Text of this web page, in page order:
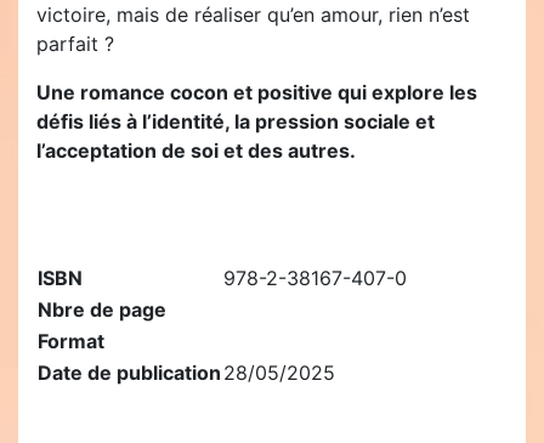
victoire, mais de réaliser qu’en amour, rien n’est
parfait ?
Une romance cocon et positive qui explore les
défis liés à l’identité, la pression sociale et
l’acceptation de soi et des autres.
ISBN
978-2-38167-407-0
Nbre de page
Format
Date de publication 28/05/2025